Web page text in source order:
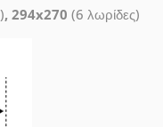
, 294x270 (6 λωρίδες)